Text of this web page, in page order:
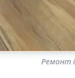
Ремонт